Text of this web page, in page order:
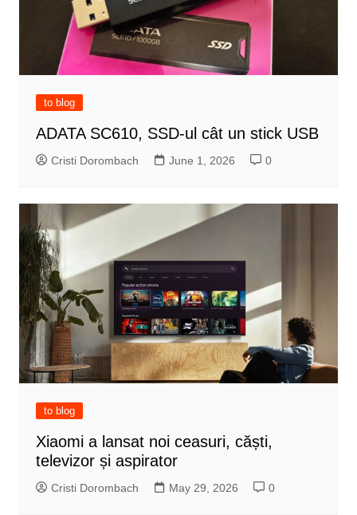
to blog
ADATA SC610, SSD-ul cât un stick USB
Cristi Dorombach June 1, 2026 0
to blog
Xiaomi a lansat noi ceasuri, căști,
televizor și aspirator
Cristi Dorombach May 29, 2026 0